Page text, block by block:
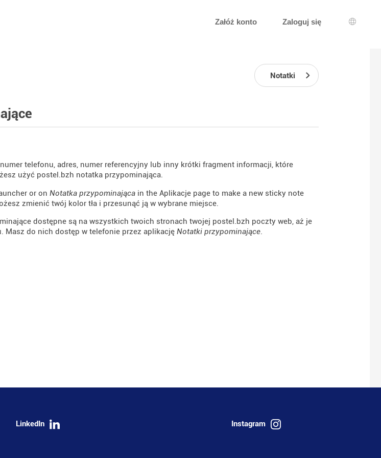
Załóż konto Zaloguj się
Wybór
Notatki
telefonu, adres, numer referencyjny lub inny krótki fragment informacji, które
użyć postel.bzh notatka przypominająca.
or on Notatka przypominająca in the Aplikacje page to make a new sticky note
zmienić twój kolor tła i przesunąć ją w wybrane miejsce.
dostępne są na wszystkich twoich stronach twojej postel.bzh poczty web, aż je
Masz do nich dostęp w telefonie przez aplikację Notatki przypominające.
LinkedIn Instagram